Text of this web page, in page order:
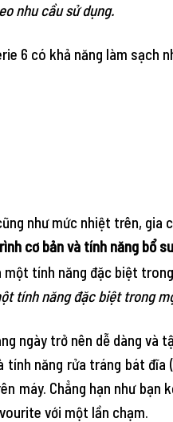
nhu cầu sử dụng.
6 có khả năng làm
như mức nhiệt trên,
cơ bản và tính năng bổ
tính năng đặc biệt trong
ngày trở nên dễ dàng và
tính năng rửa tráng bát
máy. Chẳng hạn như
với một lần chạm.